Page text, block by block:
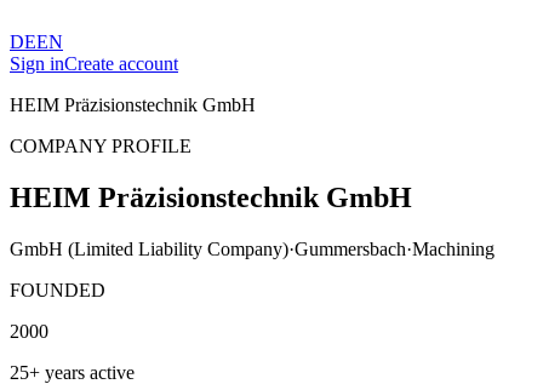
DEEN
Sign inCreate account
HEIM Präzisionstechnik GmbH
COMPANY PROFILE
HEIM Präzisionstechnik GmbH
GmbH (Limited Liability Company)·Gummersbach·Machining
FOUNDED
2000
25+ years active